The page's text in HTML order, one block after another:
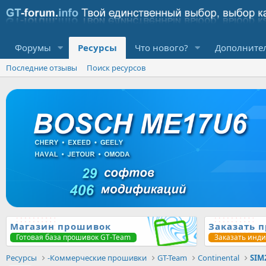
Форумы Ресурсы Что нового?
Последние отзывы Поиск ресурсов
Магазин прошивок
Готовая база прошивок GT-Team
Заказать
Заказать
Ресурсы -Коммерческие прошивки GT-Team Continental